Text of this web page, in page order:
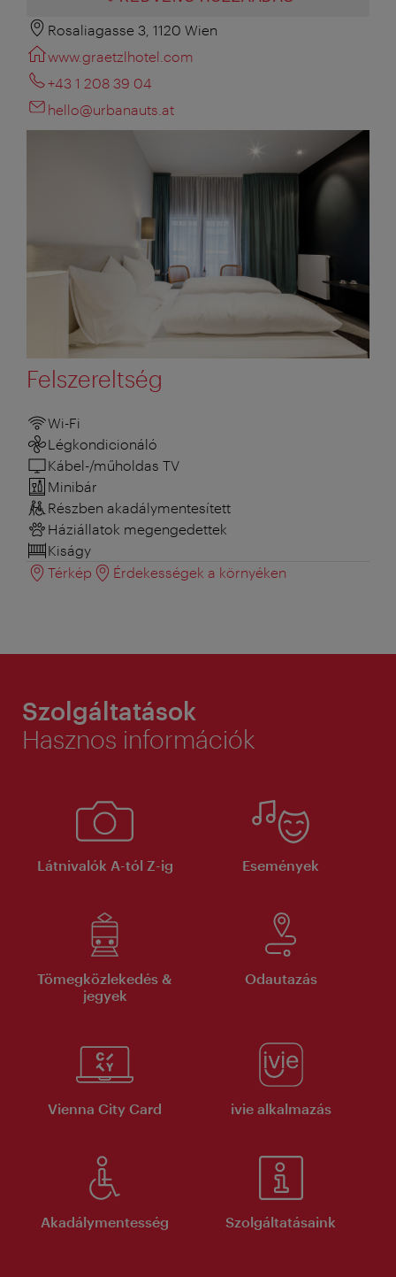
Rosaliagasse 3, 1120 Wien
www.graetzlhotel.com
+43 1 208 39 04
hello@urbanauts.at
Felszereltség
Wi-Fi
Légkondicionáló
Kábel-/műholdas TV
Minibár
Részben akadálymentesített
Háziállatok megengedettek
Kiságy
Térkép
Érdekességek a környéken
Szolgáltatások
Hasznos információk
Látnivalók A-tól Z-ig Események
Tömegközlekedés &
jegyek
Odautazás
Vienna City Card ivie alkalmazás
Akadálymentesség Szolgáltatásaink